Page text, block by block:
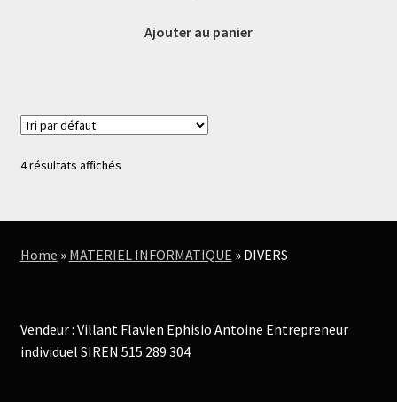
Ajouter au panier
4 résultats affichés
Home » MATERIEL INFORMATIQUE »DIVERS
Vendeur : Villant Flavien Ephisio Antoine Entrepreneur
individuel SIREN 515 289 304